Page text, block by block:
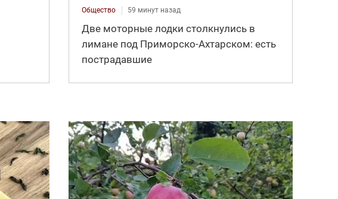
Общество 59 минут назад
Две моторные лодки столкнулись в
лимане под Приморско-Ахтарском: есть
пострадавшие